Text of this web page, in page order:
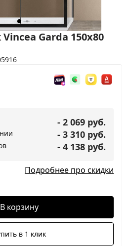
Garda 150x80
- 2 069 руб.
- 3 310 руб.
- 4 138 руб.
Подробнее про скидки
В корзину
в 1 клик